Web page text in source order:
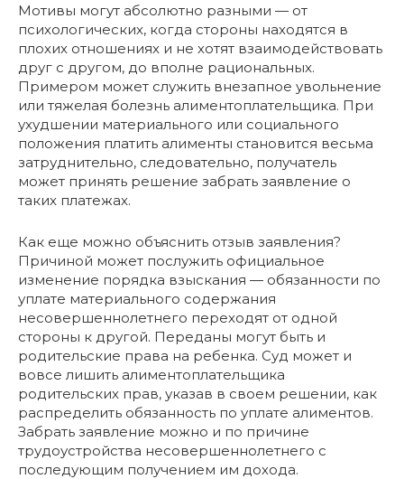
Мотивы могут абсолютно разными — от
психологических, когда стороны находятся в
плохих отношениях и не хотят взаимодействовать
друг с другом, до вполне рациональных.
Примером может служить внезапное увольнение
или тяжелая болезнь алиментоплательщика. При
ухудшении материального или социального
положения платить алименты становится весьма
затруднительно, следовательно, получатель
может принять решение забрать заявление о
таких платежах.
Как еще можно объяснить отзыв заявления?
Причиной может послужить официальное
изменение порядка взыскания — обязанности по
уплате материального содержания
несовершеннолетнего переходят от одной
стороны к другой. Переданы могут быть и
родительские права на ребенка. Суд может и
вовсе лишить алиментоплательщика
родительских прав, указав в своем решении, как
распределить обязанность по уплате алиментов.
Забрать заявление можно и по причине
трудоустройства несовершеннолетнего с
последующим получением им дохода.